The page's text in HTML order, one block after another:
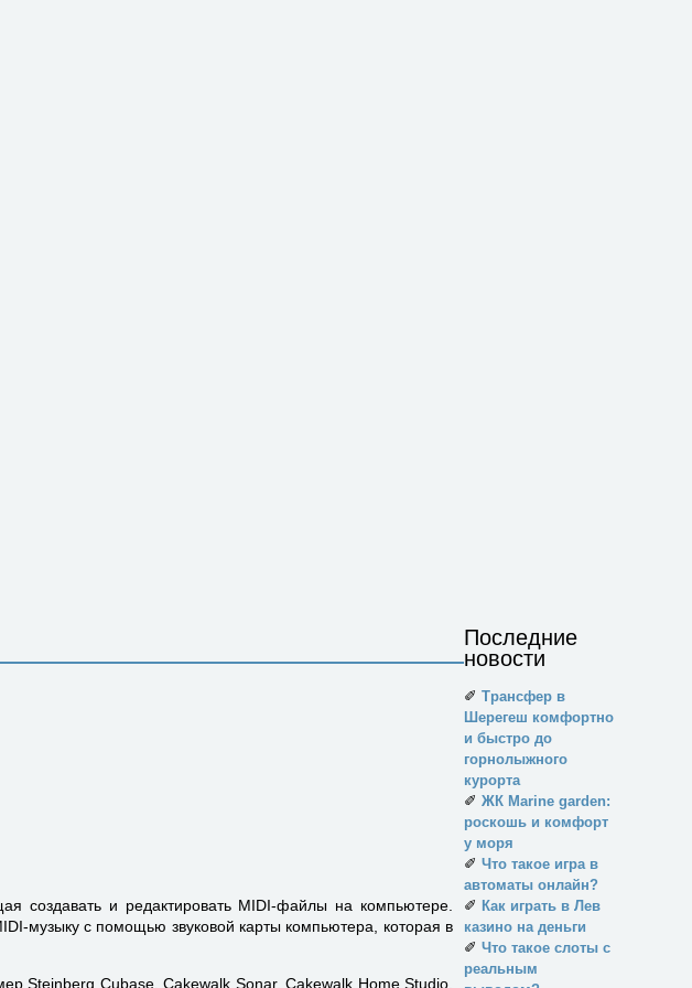
создавать и редактировать MIDI-файлы на компьютере.
музыку с помощью звуковой карты компьютера, которая в
Steinberg Cubase, Cakewalk Sonar, Cakewalk Home Studio,
Последние
новости
✐ Трансфер в
Шерегеш комфортно
и быстро до
горнолыжного
курорта
✐ ЖК Marine garden:
роскошь и комфорт
у моря
✐ Что такое игра в
автоматы онлайн?
✐ Как играть в Лев
казино на деньги
✐ Что такое слоты с
реальным